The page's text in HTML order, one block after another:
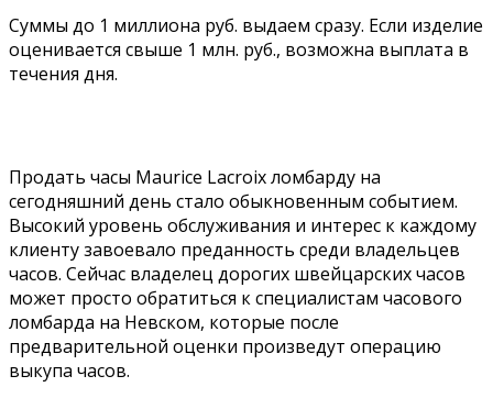
Суммы до 1 миллиона руб. выдаем сразу. Если изделие
оценивается свыше 1 млн. руб., возможна выплата в
течения дня.
Продать часы Maurice Lacroix ломбарду на
сегодняшний день стало обыкновенным событием.
Высокий уровень обслуживания и интерес к каждому
клиенту завоевало преданность среди владельцев
часов. Сейчас владелец дорогих швейцарских часов
может просто обратиться к специалистам часового
ломбарда на Невском, которые после
предварительной оценки произведут операцию
выкупа часов.